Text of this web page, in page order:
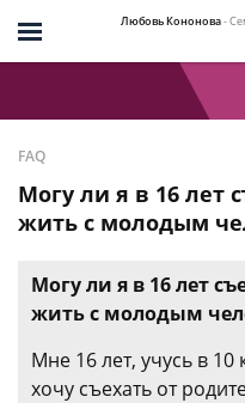
Любовь Кононова-
FAQ
Могу ли я в 16 лет
жить с молодым
Могу ли я в 16 лет
жить с молодым
Мне 16 лет, учусь в 10
хочу съехать от